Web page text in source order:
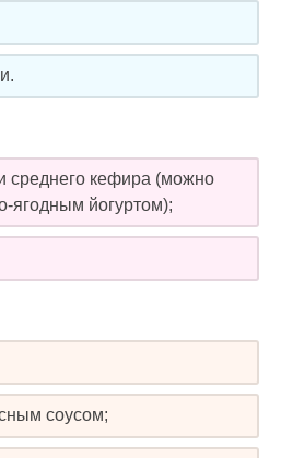
среднего кефира (можно
ягодным йогуртом);
соусом;